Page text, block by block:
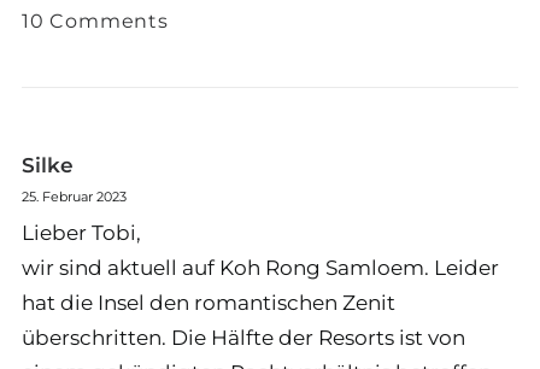
10 Comments
Silke
25. Februar 2023
Lieber Tobi,
wir sind aktuell auf Koh Rong Samloem. Leider
hat die Insel den romantischen Zenit
überschritten. Die Hälfte der Resorts ist von